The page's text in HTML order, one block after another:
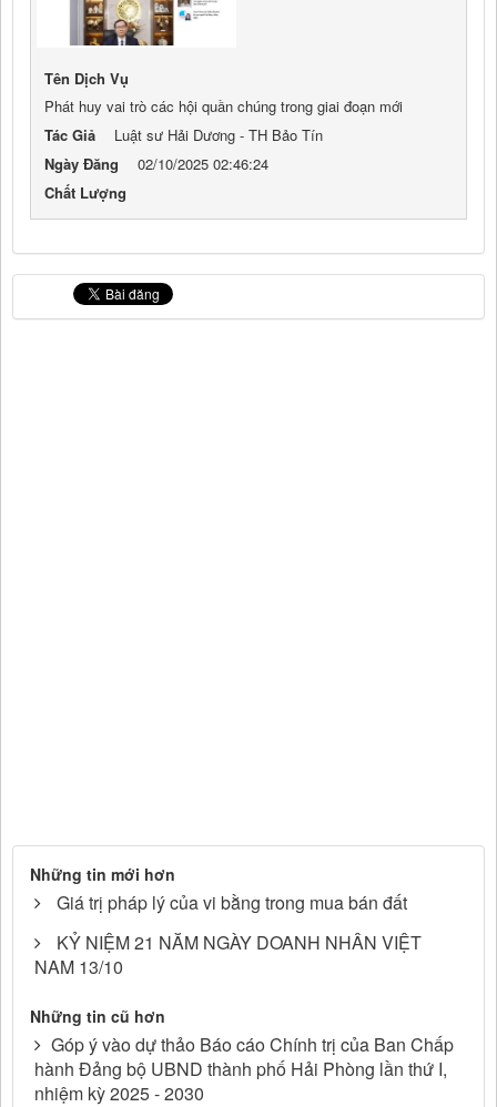
Tên Dịch Vụ
Phát huy vai trò các hội quần chúng trong giai đoạn mới
Tác Giả
Luật sư Hải Dương - TH Bảo Tín
Ngày Đăng
02/10/2025 02:46:24
Chất Lượng
Những tin mới hơn
Giá trị pháp lý của vi bằng trong mua bán đất
KỶ NIỆM 21 NĂM NGÀY DOANH NHÂN VIỆT
NAM 13/10
Những tin cũ hơn
Góp ý vào dự thảo Báo cáo Chính trị của Ban Chấp
hành Đảng bộ UBND thành phố Hải Phòng lần thứ I,
nhiệm kỳ 2025 - 2030